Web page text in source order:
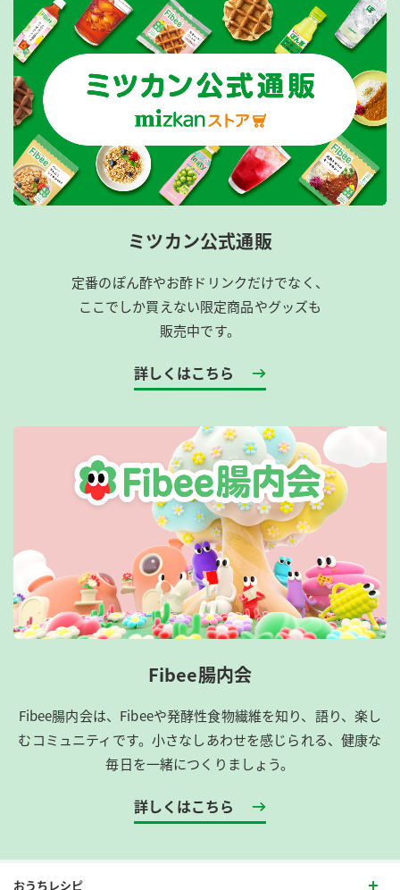
ミツカン公式通販
定番のぽん酢やお酢ドリンクだけでなく、
ここでしか買えない限定商品やグッズも
販売中です。
詳しくはこちら
Fibee腸内会
Fibee腸内会は、​Fibeeや発酵性食物繊維を知り、語り、楽し
むコミュニティです。​小さなしあわせを感じられる、健康な
毎日を一緒につくりましょう。
詳しくはこちら
おうちレシピ